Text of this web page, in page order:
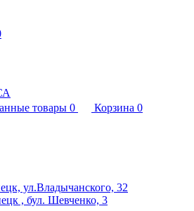
товары 0 Корзина 0
ул.Владычанского, 32
, бул. Шевченко, 3